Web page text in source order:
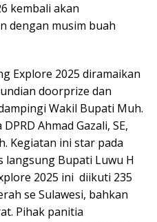
kembali akan
dengan musim buah
Explore 2025 diramaikan
doorprize dan
Wakil Bupati Muh.
Ahmad Gazali, SE,
Kegiatan ini star pada
langsung Bupati Luwu H
2025 ini diikuti 235
se Sulawesi, bahkan
Pihak panitia